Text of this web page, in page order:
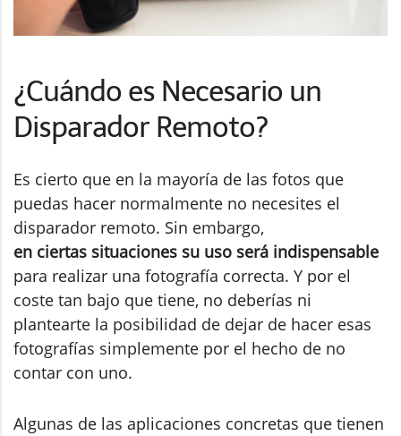
¿Cuándo es Necesario un
Disparador Remoto?
Es cierto que en la mayoría de las fotos que
puedas hacer normalmente no necesites el
disparador remoto. Sin embargo,
en ciertas situaciones su uso será indispensable
para realizar una fotografía correcta. Y por el
coste tan bajo que tiene, no deberías ni
plantearte la posibilidad de dejar de hacer esas
fotografías simplemente por el hecho de no
contar con uno.
Algunas de las aplicaciones concretas que tienen